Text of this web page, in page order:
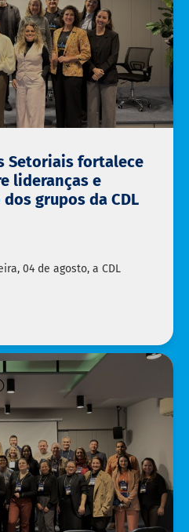
Setoriais fortalece
lideranças e
grupos da CDL
04 de agosto, a CDL